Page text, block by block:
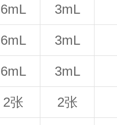
6mL 3mL
6mL 3mL
6mL 3mL
2张 2张